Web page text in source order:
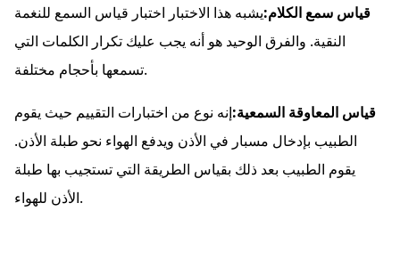
قياس سمع الكلام:يشبه هذا الاختبار اختبار قياس السمع للنغمة
النقية. والفرق الوحيد هو أنه يجب عليك تكرار الكلمات التي
تسمعها بأحجام مختلفة.
قياس المعاوقة السمعية:إنه نوع من اختبارات التقييم حيث يقوم
الطبيب بإدخال مسبار في الأذن ويدفع الهواء نحو طبلة الأذن.
يقوم الطبيب بعد ذلك بقياس الطريقة التي تستجيب بها طبلة
الأذن للهواء.